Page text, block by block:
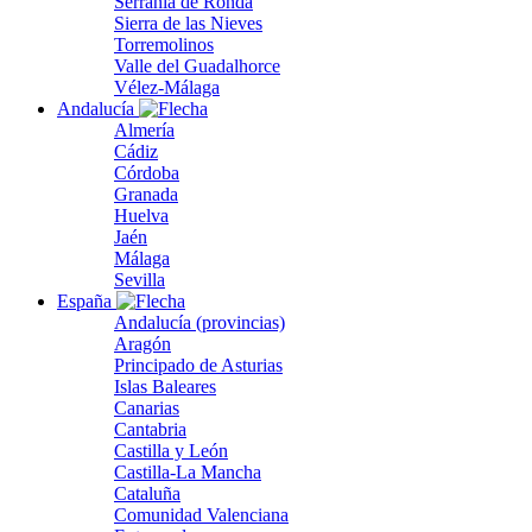
Sierra de las Nieves
Torremolinos
Valle del Guadalhorce
Vélez-Málaga
Andalucía
Almería
Cádiz
Córdoba
Granada
Huelva
Jaén
Málaga
Sevilla
España
Andalucía (provincias)
Aragón
Principado de Asturias
Islas Baleares
Canarias
Cantabria
Castilla y León
Castilla-La Mancha
Cataluña
Comunidad Valenciana